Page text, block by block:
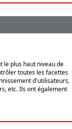
le plus haut niveau de
toutes les facettes
d'utilisateurs,
etc. Ils ont également